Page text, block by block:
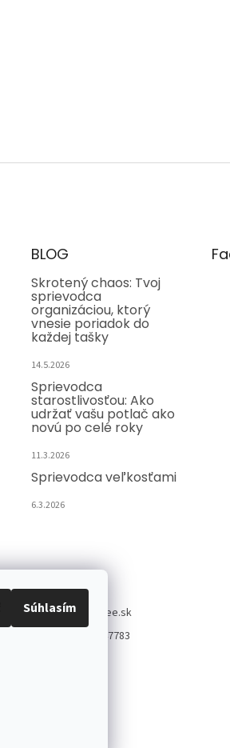
Súhlasím
BLOG
Skrotený chaos: Tvoj
sprievodca
organizáciou, ktorý
vnesie poriadok do
každej tašky
14.5.2026
Sprievodca
starostlivosťou: Ako
udržať vašu potlač ako
novú po celé roky
11.3.2026
Sprievodca veľkosťami
6.3.2026
info@
martee.sk
+421 907947783